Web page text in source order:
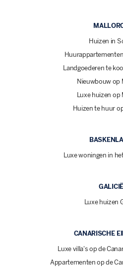
Huizen in
Landgoederen te
Nieuwbouw op
Luxe huizen op
Huizen te huur
Luxe woningen in
GALICIË
Luxe huizen
CANARISCHE
Luxe villa's op de
Appartementen op de